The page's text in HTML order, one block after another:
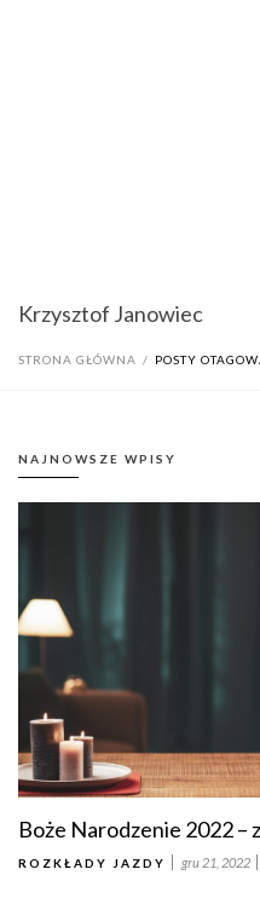
Krzysztof Janowiec
STRONA GŁÓWNA / POSTY
NAJNOWSZE WPISY
Boże Narodzenie 2022 –
ROZKŁADY JAZDY gru 21, 2022